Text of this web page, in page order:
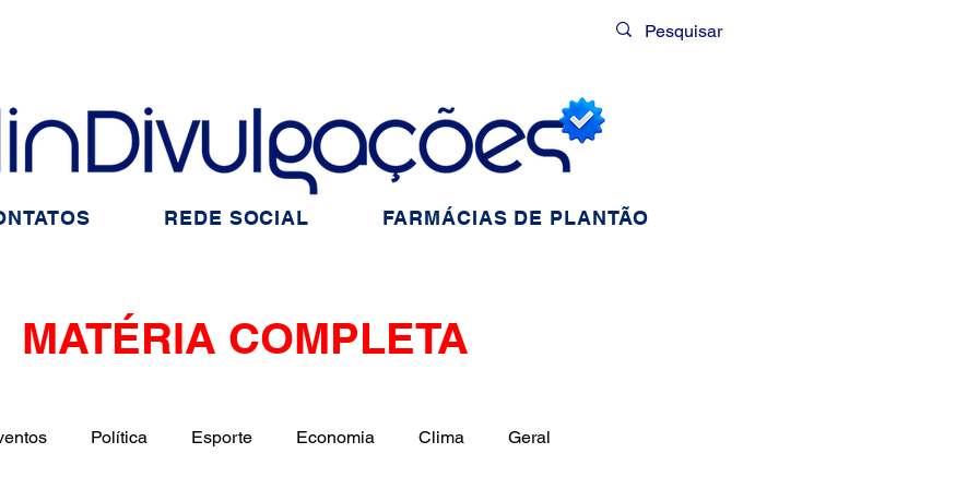
MATÉRIA COMPLETA
Política Esporte Economia Clima Geral
REDE SOCIAL FARMÁCIAS DE PLANTÃO